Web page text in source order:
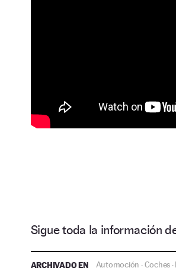
Sigue toda la información
ARCHIVADO EN Automoción ·Coches ·